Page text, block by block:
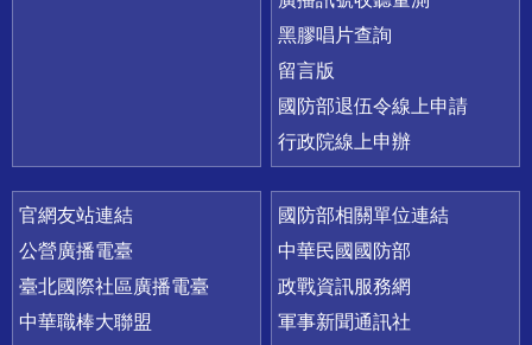
黑膠唱片查詢
留言版
國防部退伍令線上申請
行政院線上申辦
官網友站連結
公營廣播電臺
臺北國際社區廣播電臺
中華職棒大聯盟
國防部相關單位連結
中華民國國防部
政戰資訊服務網
軍事新聞通訊社